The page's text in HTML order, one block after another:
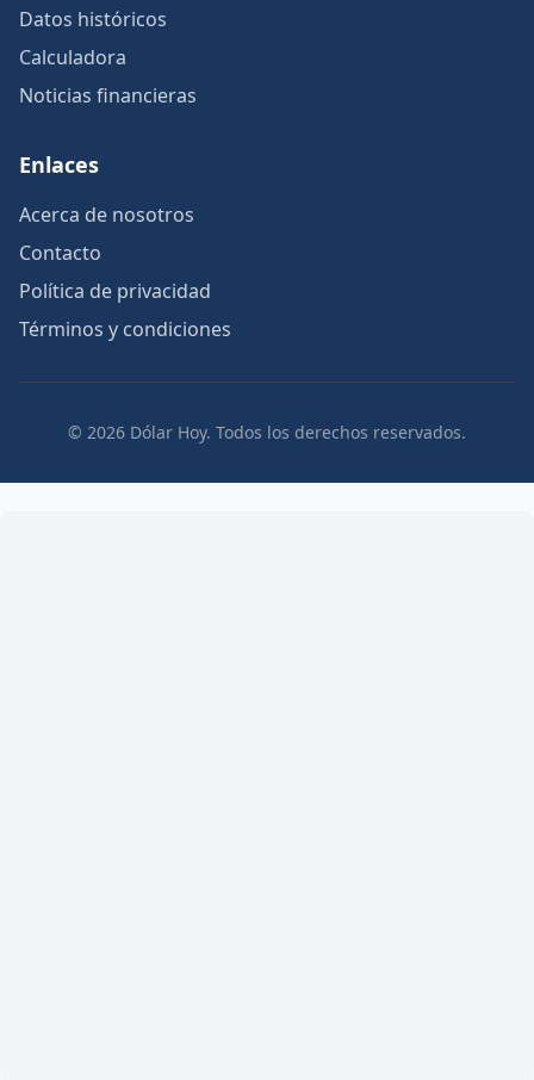
Datos históricos
Calculadora
Noticias financieras
Enlaces
Acerca de nosotros
Contacto
Política de privacidad
Términos y condiciones
© 2026 Dólar Hoy. Todos los derechos reservados.